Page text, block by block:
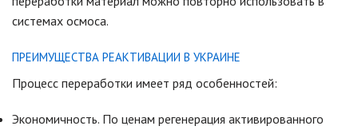
системах осмоса.
ПРЕИМУЩЕСТВА РЕАКТИВАЦИИ В УКРАИНЕ
Процесс переработки имеет ряд особенностей:
Экономичность. По ценам регенерация активированного